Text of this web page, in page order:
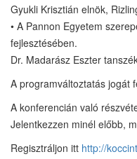
Gyukli Krisztián elnök,
• A Pannon Egyetem
fejlesztésében.
Dr. Madarász Eszter
A programváltoztatás jogát
A konferencián való
Jelentkezzen minél előbb,
Regisztráljon itt http://